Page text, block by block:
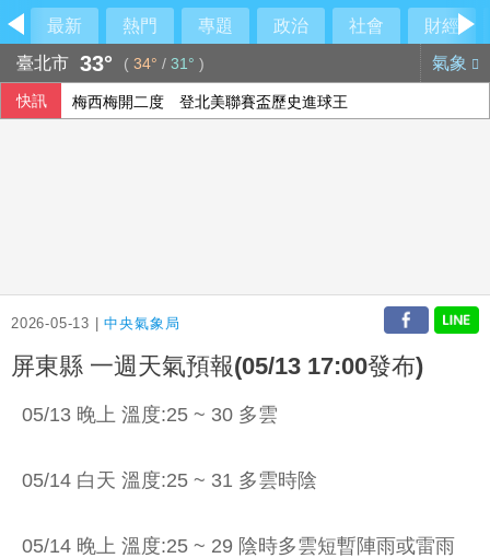
最新 熱門 專題 政治 社會
財經
臺北市 33° ( 34° / 31° ) 氣象
快訊 梅西梅開二度 登北美聯賽盃歷史進球王
2026-05-13 |中央氣象局
屏東縣 一週天氣預報(05/13 17:00發布)
05/13 晚上 溫度:25 ~ 30 多雲
05/14 白天 溫度:25 ~ 31 多雲時陰
05/14 晚上 溫度:25 ~ 29 陰時多雲短暫陣雨或雷雨